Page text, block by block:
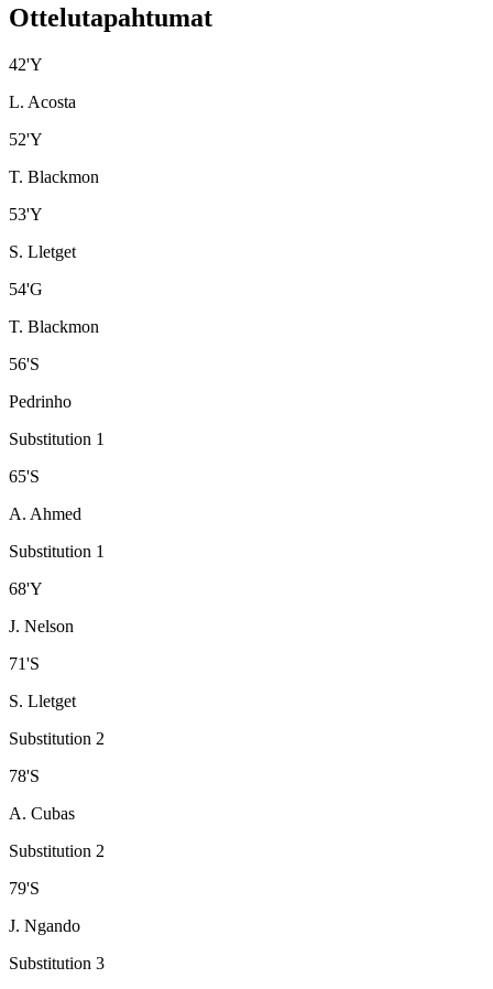
Ottelutapahtumat
42'Y
L. Acosta
52'Y
T. Blackmon
53'Y
S. Lletget
54'G
T. Blackmon
56'S
Pedrinho
Substitution 1
65'S
A. Ahmed
Substitution 1
68'Y
J. Nelson
71'S
S. Lletget
Substitution 2
78'S
A. Cubas
Substitution 2
79'S
J. Ngando
Substitution 3